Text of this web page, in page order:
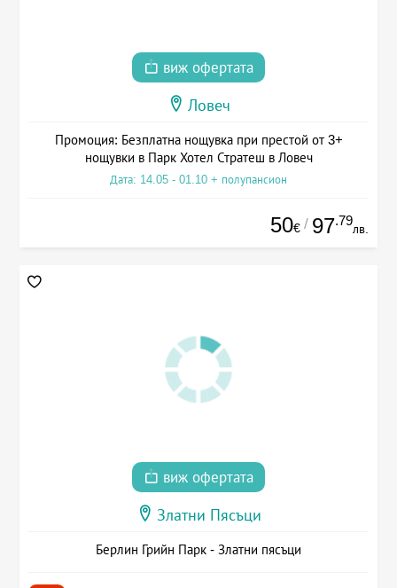
виж офертата
Ловеч
Промоция: Безплатна нощувка при престой от 3+
нощувки в Парк Хотел Стратеш в Ловеч
Дата: 14.05 - 01.10 + полупансион
50€ / 97.79
лв.
виж офертата
Златни Пясъци
Берлин Грийн Парк - Златни пясъци